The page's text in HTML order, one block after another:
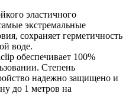
эластичного
экстремальные
сохраняет герметичность
воде.
обеспечивает 100%
Степень
надежно защищено и
до 1 метров на